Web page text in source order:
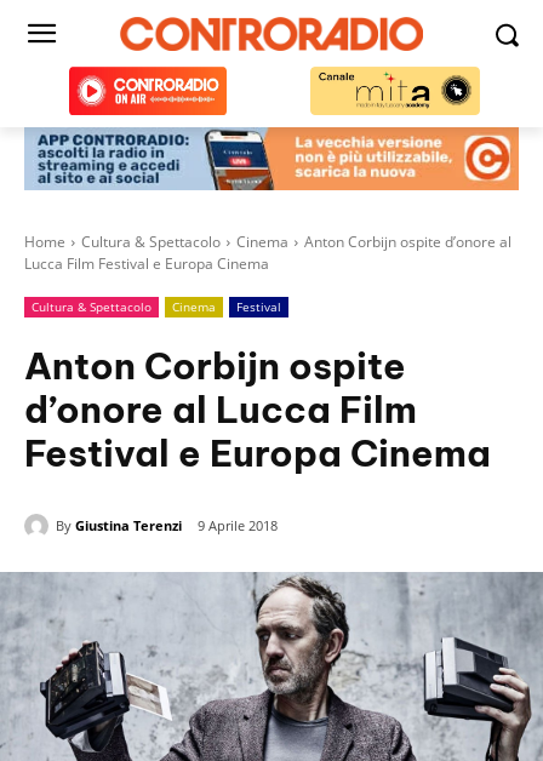
Home Cultura & Spettacolo Cinema
Anton Corbijn ospite d’onore al
Lucca Film Festival e Europa Cinema
Cultura & Spettacolo Cinema Festival
Anton Corbijn ospite
d’onore al Lucca Film
Festival e Europa Cinema
By Giustina Terenzi 9 Aprile 2018